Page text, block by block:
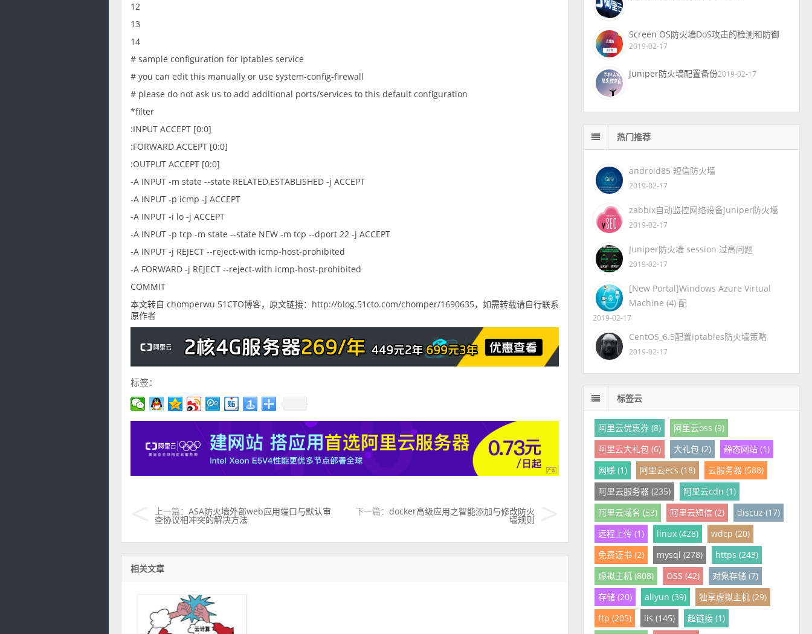
12
13
14
# sample configuration for iptables service
# you can edit this manually or use system-config-firewall
# please do not ask us to add additional ports/services to this default configuration
*filter
:INPUT ACCEPT [0:0]
:FORWARD ACCEPT [0:0]
:OUTPUT ACCEPT [0:0]
-A INPUT -m state --state RELATED,ESTABLISHED -j ACCEPT
-A INPUT -p icmp -j ACCEPT
-A INPUT -i lo -j ACCEPT
-A INPUT -p tcp -m state --state NEW -m tcp --dport 22 -j ACCEPT
-A INPUT -j REJECT --reject-with icmp-host-prohibited
-A FORWARD -j REJECT --reject-with icmp-host-prohibited
COMMIT
本文转自 chomperwu 51CTO博客，原文链接：http://blog.51cto.com/chomper/1690635，如需转载请自行联系
原作者
标签：
上一篇： ASA防火墙外部web应用端口与默认审
查协议相冲突的解决方法
下一篇：docker高级应用之智能添加与修改防火
墙规则
相关文章
Screen OS防火墙DoS攻击的检测和防御
2019-02-17
Juniper防火墙配置备份2019-02-17
热门推荐
android85 短信防火墙
2019-02-17
zabbix自动监控网络设备juniper防火墙
2019-02-17
Juniper防火墙 session 过高问题
2019-02-17
[New Portal]Windows Azure Virtual
Machine (4) 配
2019-02-17
CentOS_6.5配置iptables防火墙策略
2019-02-17
标签云
阿里云优惠券 (8)
阿里云oss (9)
阿里云大礼包 (6)
大礼包 (2)
静态网站 (1)
网赚 (1)
阿里云ecs (18)
云服务器 (588)
阿里云服务器 (235)
阿里云cdn (1)
阿里云域名 (53)
阿里云短信 (2)
discuz (17)
远程上传 (1)
linux (428)
wdcp (20)
免费证书 (2)
mysql (278)
https (243)
虚拟主机 (808)
OSS (42)
对象存储 (7)
存储 (20)
aliyun (39)
独享虚拟主机 (29)
ftp (205)
iis (145)
超链接 (1)